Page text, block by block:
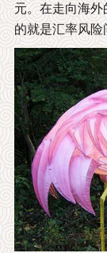
元。在走向海
的就是汇率风险